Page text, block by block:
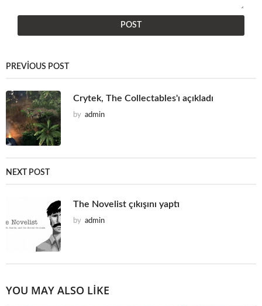
PREVIOUS POST
Crytek, The Collectables'ı açıkladı
by admin
NEXT POST
The Novelist çıkışını yaptı
by admin
YOU MAY ALSO LIKE